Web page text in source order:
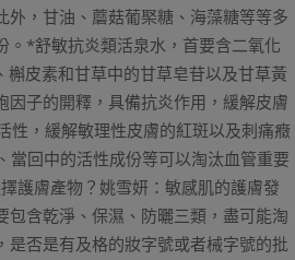
，甘油、蘑菇葡棸糖、海藻糖等等多
。*舒敏抗炎類活泉水，首要含二氧化
皮素和甘草中的甘草皂苷以及甘草黃
子的開釋，具備抗炎作用，緩解皮膚
，緩解敏理性皮膚的紅斑以及刺痛癥
當回中的活性成份等可以淘汰血管重要
護膚產物？姚雪妍：敏感肌的護膚發
含乾淨、保濕、防曬三類，盡可能淘
否是有及格的妝字號或者械字號的批